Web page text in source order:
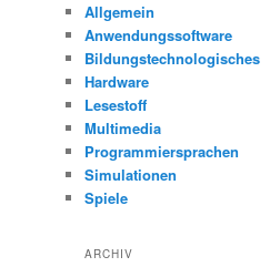
Allgemein
Anwendungssoftware
Bildungstechnologisches
Hardware
Lesestoff
Multimedia
Programmiersprachen
Simulationen
Spiele
ARCHIV